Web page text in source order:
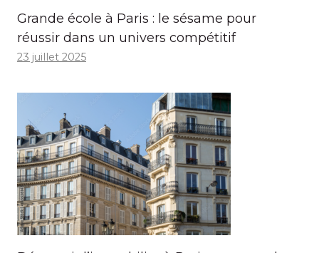
Grande école à Paris : le sésame pour
réussir dans un univers compétitif
23 juillet 2025